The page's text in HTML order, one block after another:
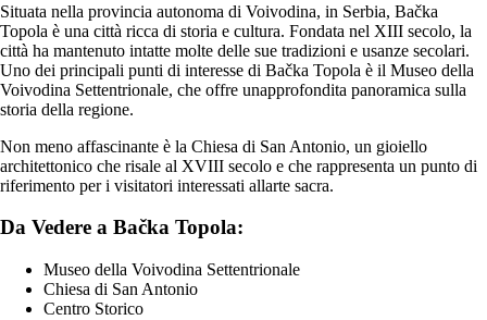
Situata nella provincia autonoma di Voivodina, in Serbia, Bačka
Topola è una città ricca di storia e cultura. Fondata nel XIII secolo, la
città ha mantenuto intatte molte delle sue tradizioni e usanze secolari.
Uno dei principali punti di interesse di Bačka Topola è il Museo della
Voivodina Settentrionale, che offre unapprofondita panoramica sulla
storia della regione.
Non meno affascinante è la Chiesa di San Antonio, un gioiello
architettonico che risale al XVIII secolo e che rappresenta un punto di
riferimento per i visitatori interessati allarte sacra.
Da Vedere a Bačka Topola:
Museo della Voivodina Settentrionale
Chiesa di San Antonio
Centro Storico